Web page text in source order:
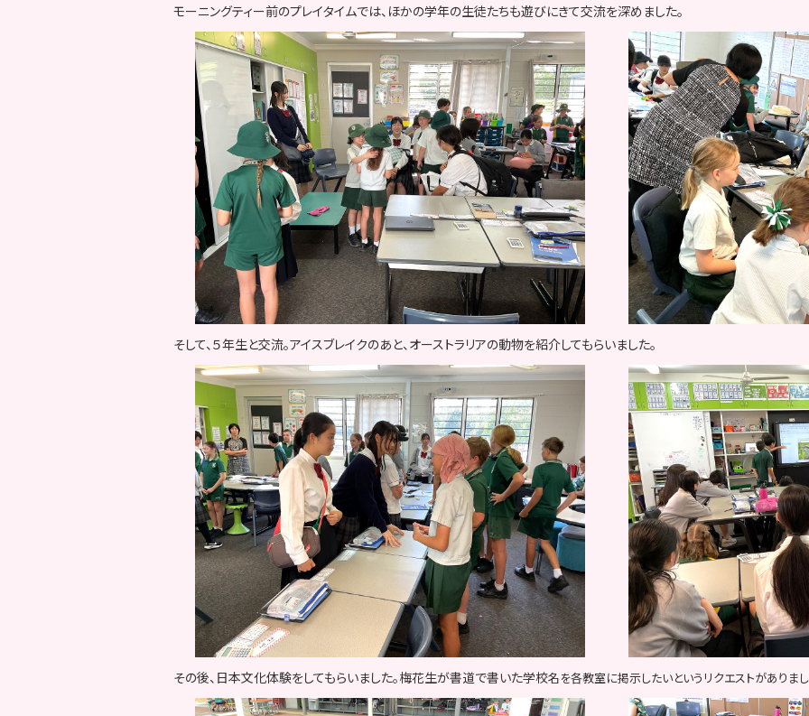
モーニングティー前のプレイタイムでは、ほかの学年の生徒たちも遊びにきて交流を深めました。
そして、５年生と交流。アイスブレイクのあと、オーストラリアの動物を紹介してもらいました。
その後、日本文化体験をしてもらいました。梅花生が書道で書いた学校名を各教室に掲示したいというリクエストがありまし